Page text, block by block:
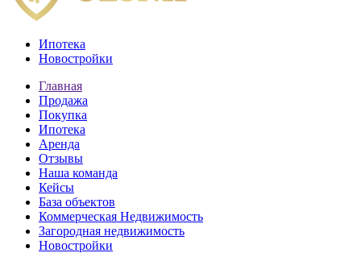
Ипотека
Новостройки
Главная
Продажа
Покупка
Ипотека
Аренда
Отзывы
Наша команда
Кейсы
База объектов
Коммерческая Недвижимость
Загородная недвижимость
Новостройки